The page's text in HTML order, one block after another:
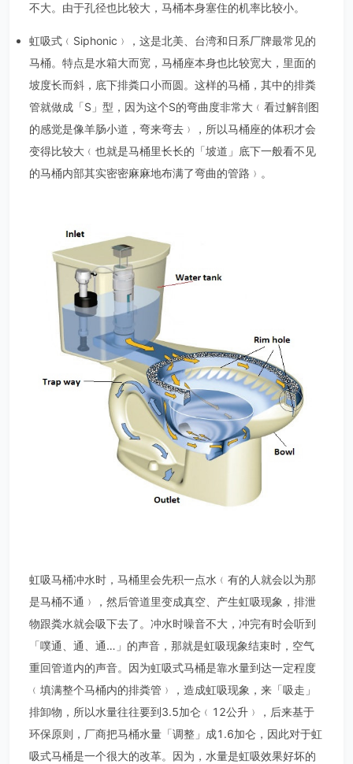
不大。由于孔径也比较大，马桶本身塞住的机率比较小。
虹吸式﹙Siphonic﹚，这是北美、台湾和日系厂牌最常见的
马桶。特点是水箱大而宽，马桶座本身也比较宽大，里面的
坡度长而斜，底下排粪口小而圆。这样的马桶，其中的排粪
管就做成「S」型，因为这个S的弯曲度非常大﹙看过解剖图
的感觉是像羊肠小道，弯来弯去﹚，所以马桶座的体积才会
变得比较大﹙也就是马桶里长长的「坡道」底下一般看不见
的马桶内部其实密密麻麻地布满了弯曲的管路﹚。
虹吸马桶冲水时，马桶里会先积一点水﹙有的人就会以为那
是马桶不通﹚，然后管道里变成真空、产生虹吸现象，排泄
物跟粪水就会吸下去了。冲水时噪音不大，冲完有时会听到
「噗通、通、通…」的声音，那就是虹吸现象结束时，空气
重回管道内的声音。因为虹吸式马桶是靠水量到达一定程度
﹙填满整个马桶内的排粪管﹚，造成虹吸现象，来「吸走」
排卸物，所以水量往往要到3.5加仑﹙12公升﹚，后来基于
环保原则，厂商把马桶水量「调整」成1.6加仑，因此对于虹
吸式马桶是一个很大的改革。因为，水量是虹吸效果好坏的